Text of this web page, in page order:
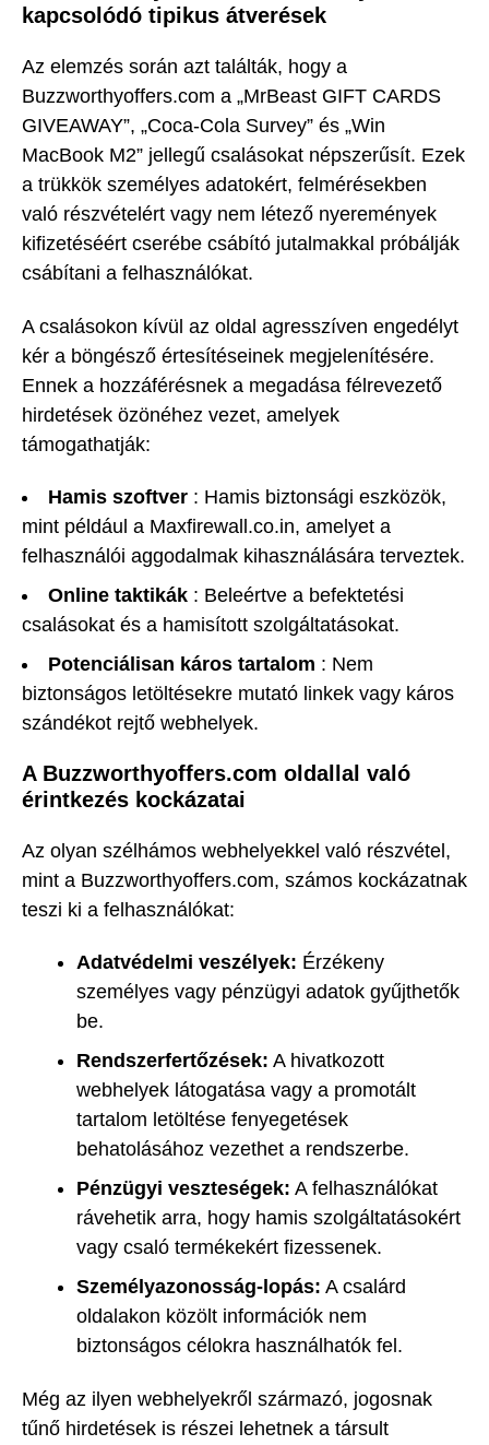
kapcsolódó tipikus átverések
Az elemzés során azt találták, hogy a
Buzzworthyoffers.com a „MrBeast GIFT CARDS
GIVEAWAY”, „Coca-Cola Survey” és „Win
MacBook M2” jellegű csalásokat népszerűsít. Ezek
a trükkök személyes adatokért, felmérésekben
való részvételért vagy nem létező nyeremények
kifizetéséért cserébe csábító jutalmakkal próbálják
csábítani a felhasználókat.
A csalásokon kívül az oldal agresszíven engedélyt
kér a böngésző értesítéseinek megjelenítésére.
Ennek a hozzáférésnek a megadása félrevezető
hirdetések özönéhez vezet, amelyek
támogathatják:
Hamis szoftver : Hamis biztonsági eszközök,
mint például a Maxfirewall.co.in, amelyet a
felhasználói aggodalmak kihasználására terveztek.
Online taktikák : Beleértve a befektetési
csalásokat és a hamisított szolgáltatásokat.
Potenciálisan káros tartalom : Nem
biztonságos letöltésekre mutató linkek vagy káros
szándékot rejtő webhelyek.
A Buzzworthyoffers.com oldallal való
érintkezés kockázatai
Az olyan szélhámos webhelyekkel való részvétel,
mint a Buzzworthyoffers.com, számos kockázatnak
teszi ki a felhasználókat:
Adatvédelmi veszélyek: Érzékeny
személyes vagy pénzügyi adatok gyűjthetők
be.
Rendszerfertőzések: A hivatkozott
webhelyek látogatása vagy a promotált
tartalom letöltése fenyegetések
behatolásához vezethet a rendszerbe.
Pénzügyi veszteségek: A felhasználókat
rávehetik arra, hogy hamis szolgáltatásokért
vagy csaló termékekért fizessenek.
Személyazonosság-lopás: A csalárd
oldalakon közölt információk nem
biztonságos célokra használhatók fel.
Még az ilyen webhelyekről származó, jogosnak
tűnő hirdetések is részei lehetnek a társult